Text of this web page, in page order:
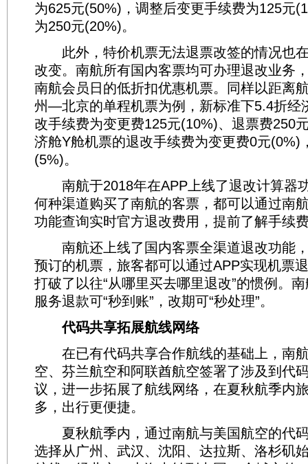
为625元(50%)，调整后变更手续费为125元
为250元(20%)。
此外，特价机票无法退票改签的情况也
改变。南航所有国内客票均可办理退改业务
南航会员日的低折扣优惠机票。同样以距离
州—北京的单程机票为例，新标准下5.4折经
改手续费为变更费125元(10%)、退票费250
济舱Y舱机票的退改手续费为变更费0元(0%)
(5%)。
南航于2018年在APP上线了退改计算器
何种渠道购买了南航的客票，都可以通过南
功能查询实时官方退改费用，提前了解手续
南航还上线了国内客票全渠道退改功能
预订的机票，旅客都可以通过APP实现机票
打破了以往“从哪里买去哪里退改”的惯例。
服务退款可“秒到账”，改期可“秒处理”。
代码共享拓展航线网络
在已有代码共享合作航线的基础上，南
空、芬兰航空和阿联酋航空签署了涉及到代
议，进一步拓展了航线网络，在夏秋航季内
多，出行更便捷。
夏秋航季内，通过南航与美国航空的代
选择从广州、武汉、沈阳、达拉斯、洛杉矶